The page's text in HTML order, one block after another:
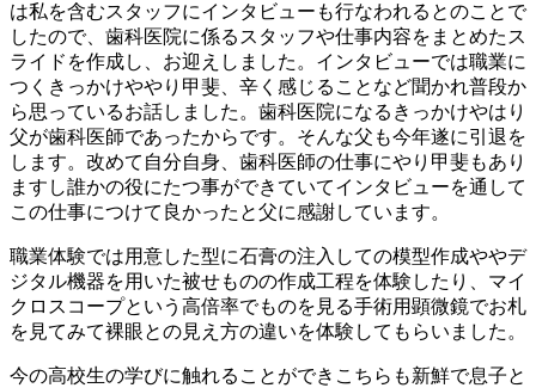
は私を含むスタッフにインタビューも行なわれるとのことで
したので、歯科医院に係るスタッフや仕事内容をまとめたス
ライドを作成し、お迎えしました。インタビューでは職業に
つくきっかけややり甲斐、辛く感じることなど聞かれ普段か
ら思っているお話しました。歯科医院になるきっかけやはり
父が歯科医師であったからです。そんな父も今年遂に引退を
します。改めて自分自身、歯科医師の仕事にやり甲斐もあり
ますし誰かの役にたつ事ができていてインタビューを通して
この仕事につけて良かったと父に感謝しています。
職業体験では用意した型に石膏の注入しての模型作成ややデ
ジタル機器を用いた被せものの作成工程を体験したり、マイ
クロスコープという高倍率でものを見る手術用顕微鏡でお札
を見てみて裸眼との見え方の違いを体験してもらいました。
今の高校生の学びに触れることができこちらも新鮮で息子と